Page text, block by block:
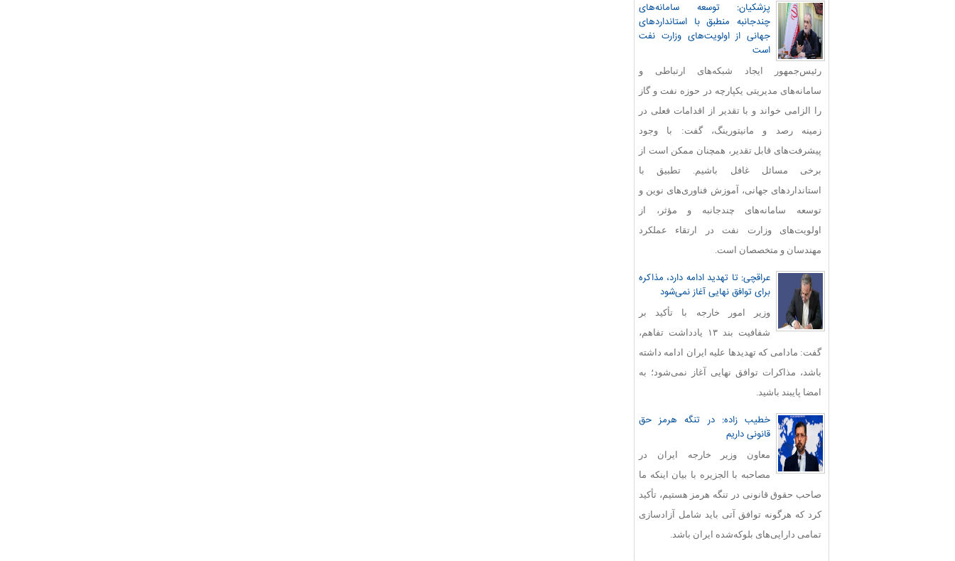
پزشکیان: توسعه سامانه‌های
چندجانبه منطبق با استانداردهای
جهانی از اولویت‌های وزارت نفت
است
رئیس‌جمهور ایجاد شبکه‌های ارتباطی و
سامانه‌های مدیریتی یکپارچه در حوزه نفت و گاز
را الزامی خواند و با تقدیر از اقدامات فعلی در
زمینه رصد و مانیتورینگ، گفت: با وجود
پیشرفت‌های قابل‌ تقدیر، همچنان ممکن است از
برخی مسائل غافل باشیم. تطبیق با
استانداردهای جهانی، آموزش فناوری‌های نوین و
توسعه سامانه‌های چندجانبه و مؤثر، از
اولویت‌های وزارت نفت در ارتقاء عملکرد
مهندسان و متخصصان است.
عراقچی: تا تهدید ادامه دارد، مذاکره
برای توافق نهایی آغاز نمی‌شود
وزیر امور خارجه با تأکید بر
شفافیت بند ۱۳ یادداشت تفاهم،
گفت: مادامی که تهدیدها علیه ایران ادامه داشته
باشد، مذاکرات توافق نهایی آغاز نمی‌شود؛ به
امضا پایبند باشید.
خطیب زاده: در تنگه هرمز حق
قانونی داریم
معاون وزیر خارجه ایران در
مصاحبه با الجزیره با بیان اینکه ما
صاحب حقوق قانونی در تنگه هرمز هستیم، تأکید
کرد که هرگونه توافق آتی باید شامل آزادسازی
تمامی دارایی‌های بلوکه‌شده ایران باشد.